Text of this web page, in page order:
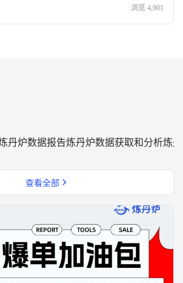
浏览 4,901
丹炉数据报告炼丹炉数据获取和分析炼
查看全部